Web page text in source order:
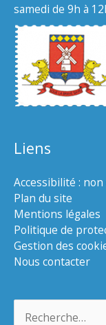
samedi de 9h à
Liens
Accessibilité :
Plan du site
Mentions légales
Politique de
Gestion des
Nous contacter